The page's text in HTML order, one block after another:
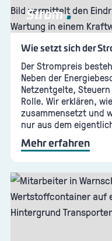
Strom
Wie setzt sich der
Der Strompreis
Neben der
Netzentgelte,
Rolle. Wir erklären,
zusammensetzt und
nur aus dem
Mehr erfahren